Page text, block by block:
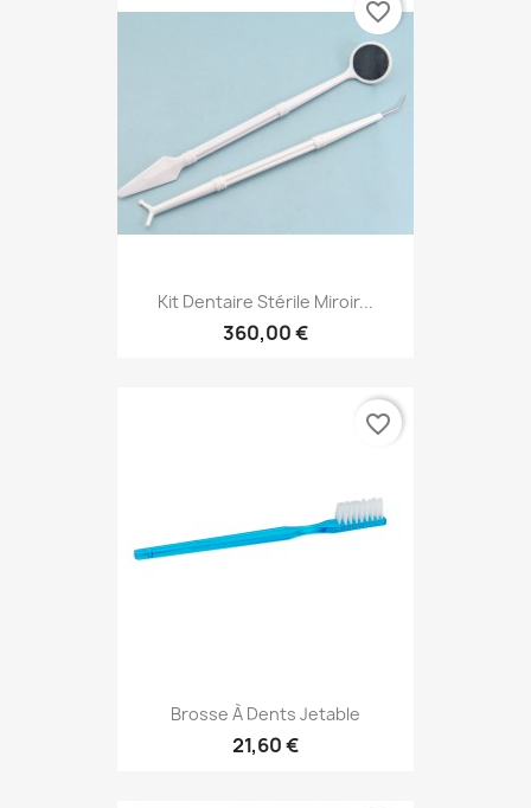
Kit Dentaire Stérile Miroir...
360,00 €
favorite_border
Brosse À Dents Jetable
21,60 €
favorite_border